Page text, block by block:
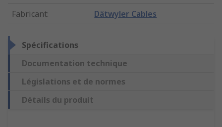
Fabricant: Dätwyler Cables
Spécifications
Documentation technique
Législations et de normes
Détails du produit